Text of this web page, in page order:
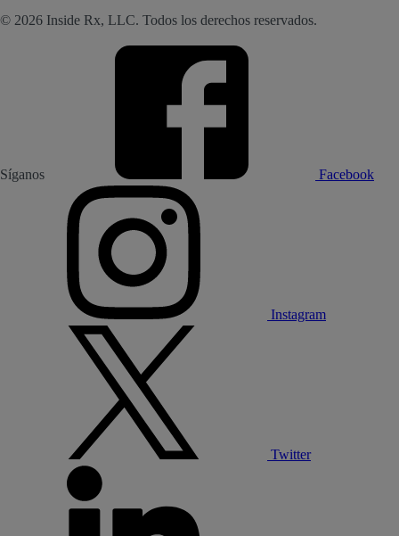
© 2026 Inside Rx, LLC. Todos los derechos reservados.
Síganos Facebook
Instagram
Twitter